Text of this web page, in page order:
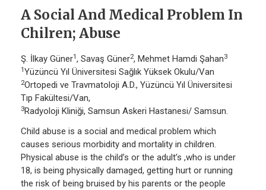
A Social And Medical Problem In
Chilren; Abuse
Ş. İlkay Güner1, Savaş Güner2, Mehmet Hamdi Şahan3
1Yüzüncü Yıl Üniversitesi Sağlık Yüksek Okulu/Van
2Ortopedi ve Travmatoloji A.D., Yüzüncü Yıl Üniversitesi
Tıp Fakültesi/Van,
3Radyoloji Kliniği, Samsun Askeri Hastanesi/ Samsun.
Child abuse is a social and medical problem which
causes serious morbidity and mortality in children.
Physical abuse is the child’s or the adult’s ,who is under
18, is being physically damaged, getting hurt or running
the risk of being bruised by his parents or the people